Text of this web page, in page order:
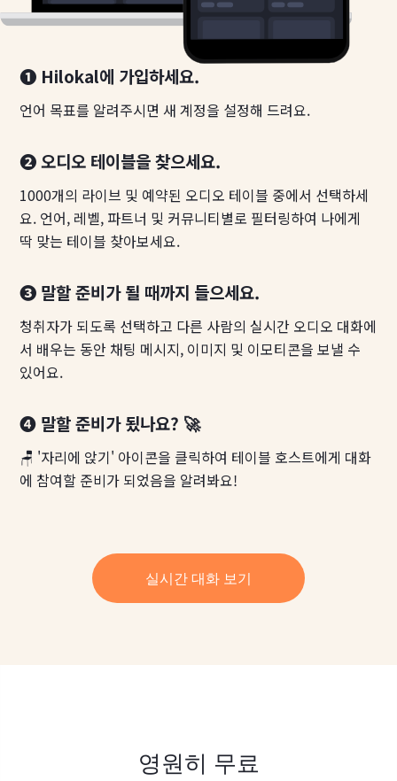
❶ Hilokal에 가입하세요.
언어 목표를 알려주시면 새 계정을 설정해 드려요.
❷ 오디오 테이블을 찾으세요.
1000개의 라이브 및 예약된 오디오 테이블 중에서 선택하세
요. 언어, 레벨, 파트너 및 커뮤니티별로 필터링하여 나에게
딱 맞는 테이블 찾아보세요.
❸ 말할 준비가 될 때까지 들으세요.
청취자가 되도록 선택하고 다른 사람의 실시간 오디오 대화에
서 배우는 동안 채팅 메시지, 이미지 및 이모티콘을 보낼 수
있어요.
❹ 말할 준비가 됬나요? 🚀
🪑 '자리에 앉기' 아이콘을 클릭하여 테이블 호스트에게 대화
에 참여할 준비가 되었음을 알려봐요!
실시간 대화 보기
영원히 무료